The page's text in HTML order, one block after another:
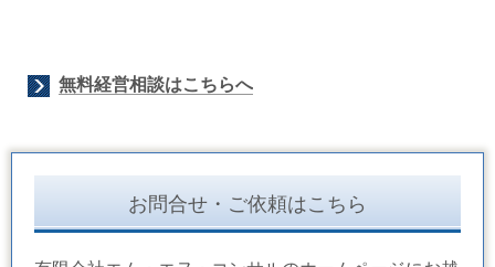
無料経営相談はこちらへ
お問合せ・ご依頼はこちら